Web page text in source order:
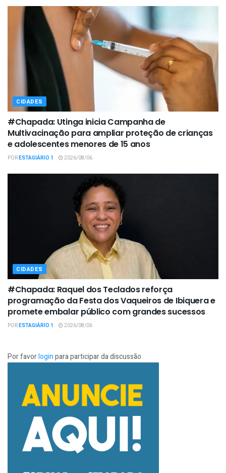
CIDADES
#Chapada: Utinga inicia Campanha de
Multivacinação para ampliar proteção de crianças
e adolescentes menores de 15 anos
PORESTAGIÁRIO 1 2026/08/06
CIDADES
#Chapada: Raquel dos Teclados reforça
programação da Festa dos Vaqueiros de Ibiquera e
promete embalar público com grandes sucessos
PORESTAGIÁRIO 1 2026/08/06
Por favorloginpara participar da discussão